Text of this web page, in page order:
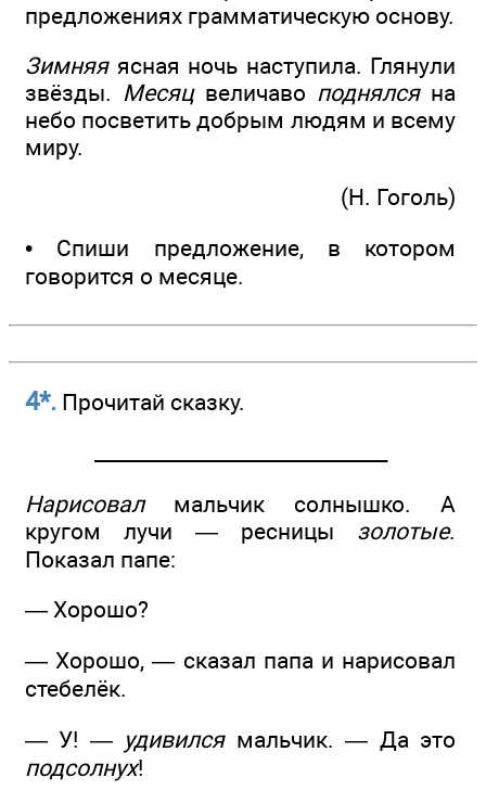
предложениях грамматическую основу.
Зимняяясная ночь наступила. Глянули
звёзды. Месяцвеличаво поднялсяна
небо посветить добрым людям и всему
миру.
(Н. Гоголь)
• Спиши предложение, в котором
говорится о месяце.
4*. Прочитай сказку.
______________­________________
Нарисовалмальчик солнышко. А
кругом лучи — ресницы золотые.
Показал папе:
— Хорошо?
— Хорошо, — сказал папа и нарисовал
стебелёк.
— У! — удивилсямальчик. — Да это
подсолнух!